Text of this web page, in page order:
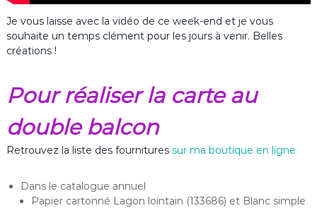
Je vous laisse avec la vidéo de ce week-end et je vous
souhaite un temps clément pour les jours à venir. Belles
créations !
Pour réaliser la carte au
double balcon
Retrouvez la liste des fournitures sur ma boutique en ligne
Dans le catalogue annuel
Papier cartonné Lagon lointain (133686) et Blanc simple